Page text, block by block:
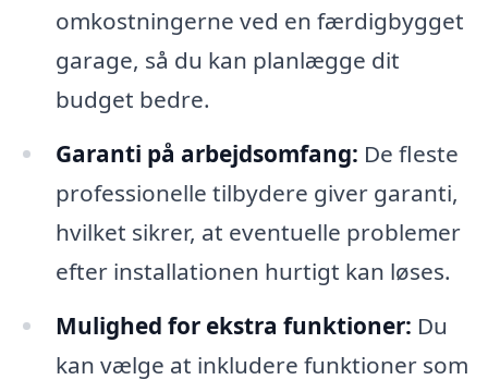
omkostningerne ved en færdigbygget
garage, så du kan planlægge dit
budget bedre.
Garanti på arbejdsomfang: De fleste
professionelle tilbydere giver garanti,
hvilket sikrer, at eventuelle problemer
efter installationen hurtigt kan løses.
Mulighed for ekstra funktioner: Du
kan vælge at inkludere funktioner som